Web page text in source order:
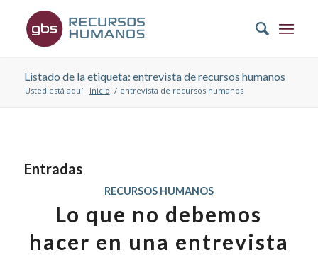
Listado de la etiqueta: entrevista de recursos humanos
Usted está aquí: Inicio / entrevista de recursos humanos
Entradas
RECURSOS HUMANOS
Lo que no debemos
hacer en una entrevista